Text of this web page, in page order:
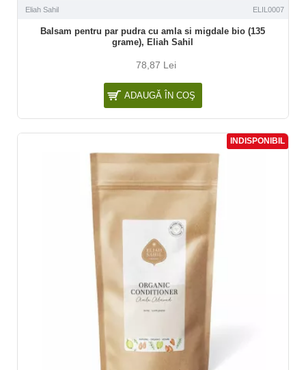
Eliah Sahil ELIL0007
Balsam pentru par pudra cu amla si migdale bio (135
grame), Eliah Sahil
78,87 Lei
ADAUGĂ ÎN COŞ
INDISPONIBIL